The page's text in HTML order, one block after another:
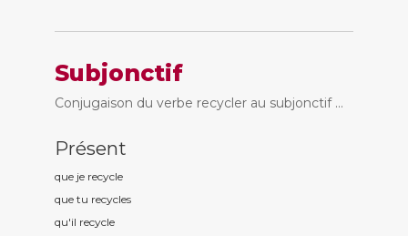
Subjonctif
Conjugaison du verbe recycler au subjonctif ...
Présent
que je recycle
que tu recycles
qu'il recycle